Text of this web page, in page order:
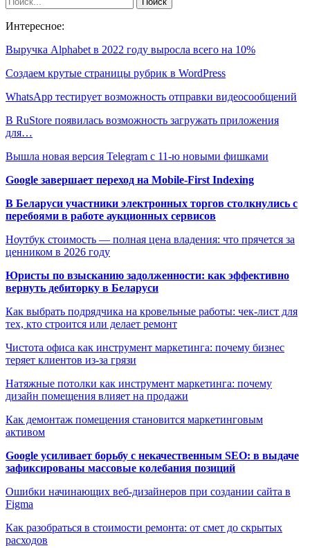
Интересное:
Выручка Alphabet в 2022 году выросла всего на 10%
Создаем крутые страницы рубрик в WordPress
WhatsApp тестирует возможность отправки видеосообщений
В RuStore появилась возможность загружать приложения
для…
Вышла новая версия Telegram c 11-ю новыми фишками
Google завершает переход на Mobile-First Indexing
В Беларуси участники электронных торгов столкнулись с
перебоями в работе аукционных сервисов
Ноутбук стоимость — полная цена владения: что прячется за
ценником в 2026 году
Юристы по взысканию задолженности: как эффективно
вернуть дебиторку в Беларуси
Как выбрать подрядчика на кровельные работы: чек-лист для
тех, кто строится или делает ремонт
Чистота офиса как инструмент маркетинга: почему бизнес
теряет клиентов из-за грязи
Натяжные потолки как инструмент маркетинга: почему
дизайн помещения влияет на продажи
Как демонтаж помещения становится маркетинговым
активом
Google усиливает борьбу с некачественным SEO: в выдаче
зафиксированы массовые колебания позиций
Ошибки начинающих веб-дизайнеров при создании сайта в
Figma
Как разобраться в стоимости ремонта: от смет до скрытых
расходов